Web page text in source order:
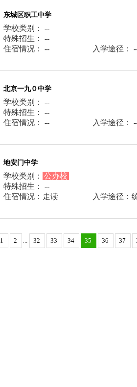
东城区职工中学
学校类别： --
特殊招生： --
住宿情况： --
入学途径：
北京一九０中学
学校类别： --
特殊招生： --
住宿情况： --
入学途径：
地安门中学
学校类别： 公办校
特殊招生： --
住宿情况：走读
入学途径：
1 2 ... 32 33 34 35 36 37